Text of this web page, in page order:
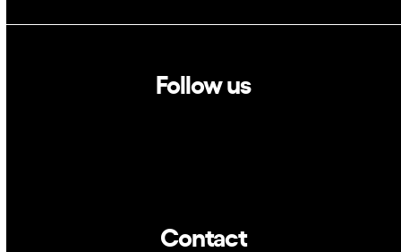
Follow us
Contact